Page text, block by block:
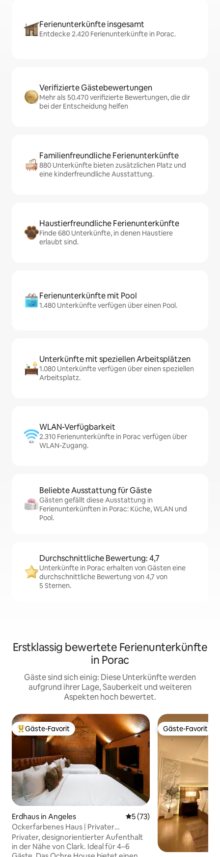
Ferienunterkünfte insgesamt
Entdecke 2.420 Ferienunterkünfte in Porac.
Verifizierte Gästebewertungen
Mehr als 50.470 verifizierte Bewertungen, die dir
bei der Entscheidung helfen
Familienfreundliche Ferienunterkünfte
880 Unterkünfte bieten zusätzlichen Platz und
eine kinderfreundliche Ausstattung.
Haustierfreundliche Ferienunterkünfte
Finde 680 Unterkünfte, in denen Haustiere
erlaubt sind.
Ferienunterkünfte mit Pool
1.480 Unterkünfte verfügen über einen Pool.
Unterkünfte mit speziellen Arbeitsplätzen
1.080 Unterkünfte verfügen über einen speziellen
Arbeitsplatz.
WLAN-Verfügbarkeit
2.310 Ferienunterkünfte in Porac verfügen über
WLAN-Zugang.
Beliebte Ausstattung für Gäste
Gästen gefällt diese Ausstattung in
Ferienunterkünften in Porac: Küche, WLAN und
Pool.
Durchschnittliche Bewertung: 4,7
Unterkünfte in Porac erhalten von Gästen eine
durchschnittliche Bewertung von 4,7 von
5 Sternen.
Erstklassig bewertete Ferienunterkünfte
in Porac
Gäste sind sich einig: Diese Unterkünfte werden
aufgrund ihrer Lage, Sauberkeit und weiteren
Aspekten hoch bewertet.
Beliebter Gäste-Favorit.
Gäste-Favorit
Erdhaus in Angeles Durchschnittliche
5 (73)
Ockerfarbenes Haus | Privater
Salzwasserpool | In der Nähe von Clark
Privater, designorientierter Aufenthalt
in der Nähe von Clark. Ideal für 4–6
Gäste-Favorit
Gäste-Favorit